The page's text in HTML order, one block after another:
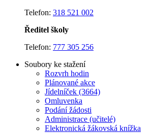
Telefon: 318 521 002
Ředitel školy
Telefon: 777 305 256
Soubory ke stažení
Rozvrh hodin
Plánované akce
Jídelníček (3664)
Omluvenka
Podání žádosti
Administrace (učitelé)
Elektronická žákovská knížka